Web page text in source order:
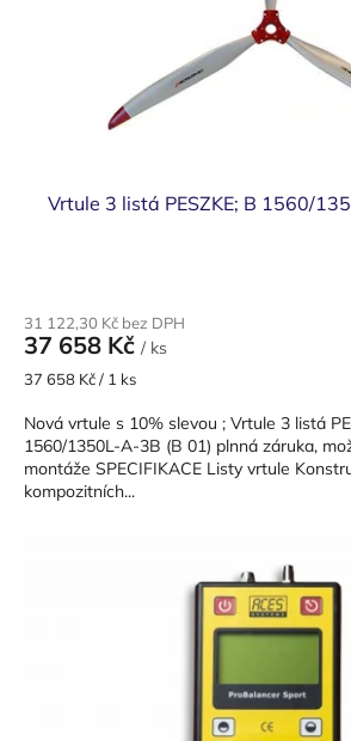
Vrtule 3 listá PESZKE; B 1560/
31 122,30 Kč bez DPH
37 658 Kč / ks
Měrná
37 658 Kč / 1 ks
Nová vrtule s 10% slevou ; Vrtule 3 listá
1560/1350L-A-3B (B 01) plnná záruka,
montáže SPECIFIKACE Listy vrtule
kompozitních...